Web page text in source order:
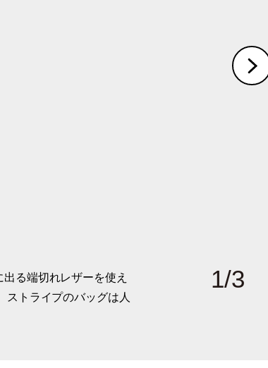
る端切れレザーを使え
ストライプのバッグは人
洗えるのが特徴的なレ
のコーディネートにお
かいレザーで頭へのフ
コーディネートのアクセ
1/3